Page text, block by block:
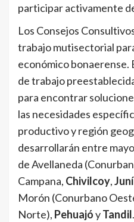
participar activamente
Los Consejos
trabajo mutisectorial
económico bonaerense.
de trabajo
para encontrar
las necesidades
productivo y región
desarrollarán entre
de Avellaneda
Campana, Chivilcoy,
Morón (Conurbano
Norte), PehuajóyTandil.